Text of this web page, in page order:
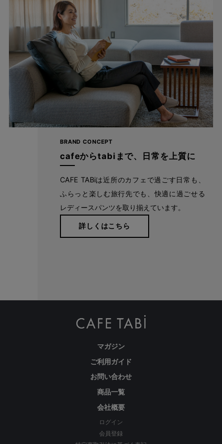
ブラックは、カジュアルにもフォーマルに
BRAND CONCEPT
cafeからtabiまで、日常を上質に
CAFE TABiは近所のカフェで過ごす日常も、
ふらっと楽しむ旅行先でも、快適に過ごせる
レディースパンツを取り揃えています。
詳しくはこちら
マガジン
ご利用ガイド
お問い合わせ
商品一覧
会社概要
ログイン
会員登録